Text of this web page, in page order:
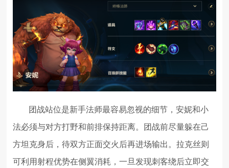
团战站位是新手法师最容易忽视的细节，安妮和小
法必须与对方打野和前排保持距离。团战前尽量躲在己
方坦克身后，待双方正面交火后再进场输出。拉克丝则
可利用射程优势在侧翼消耗，一旦发现刺客绕后立即交